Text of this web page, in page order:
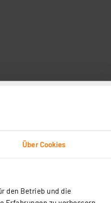
Über Cookies
den Betrieb und die
eine App
Access Point möglich